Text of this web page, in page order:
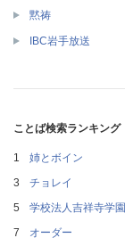
黙祷
IBC岩手放送
ことば検索ランキング
姉とボイン
チョレイ
学校法人吉祥寺学園
オーダー